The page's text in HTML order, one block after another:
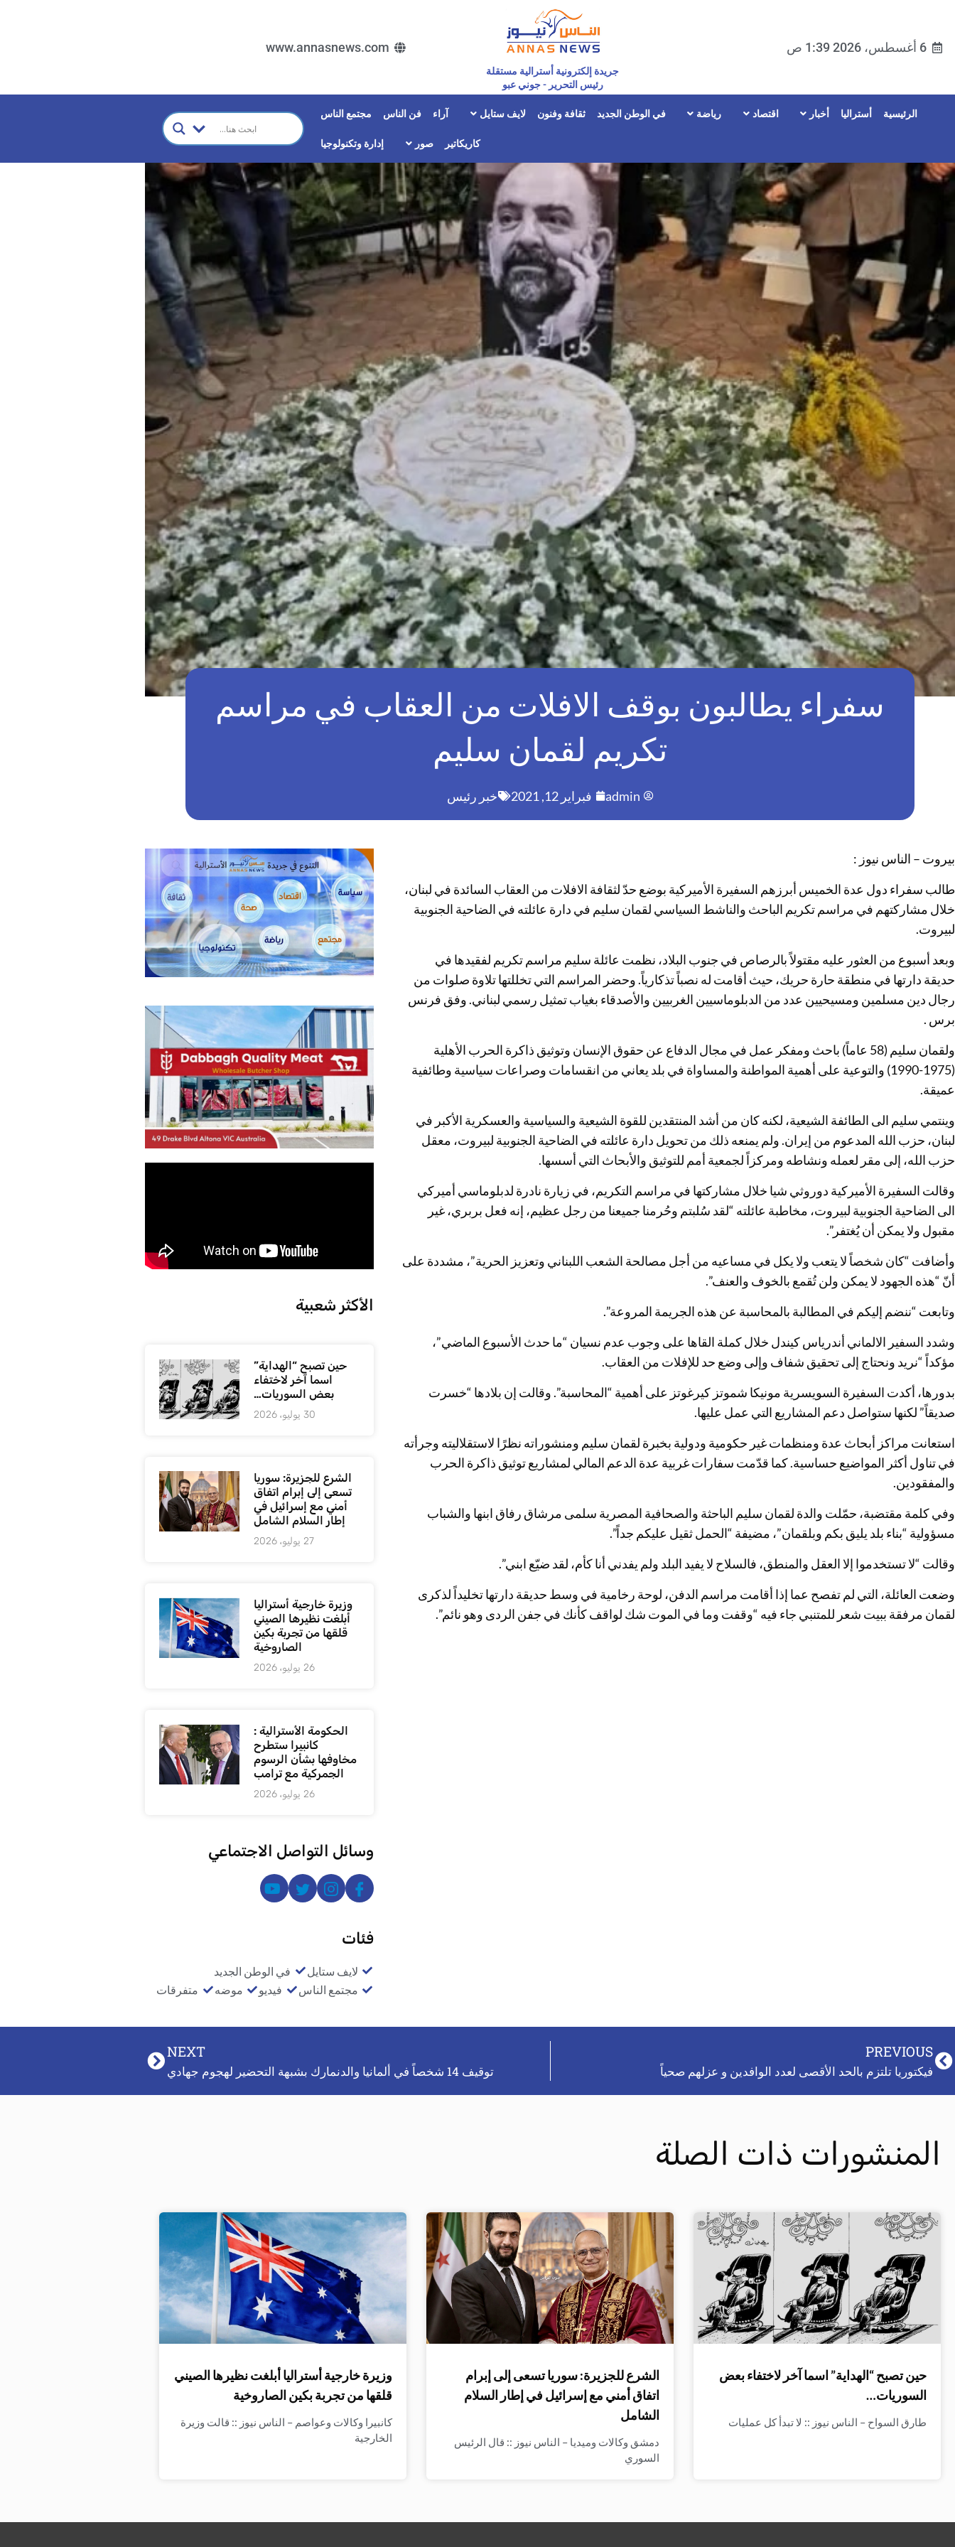
6 أغسطس، 2026 1:39 ص
جريدة إلكترونية أسترالية مستقلة
رئيس التحرير - جوني عبو
www.annasnews.com
الرئيسية أستراليا أخبار اقتصاد رياضة في الوطن الجديد ثقافة وفنون لايف ستايل آراء فن الناس مجتمع الناس
كاريكاتير صور إدارة وتكنولوجيا
سفراء يطالبون بوقف الافلات من العقاب في مراسم
تكريم لقمان سليم
admin فبراير 12, 2021 خبر رئيس
بيروت – الناس نيوز :
طالب سفراء دول عدة الخميس أبرزهم السفيرة الأميركية بوضع حدّ لثقافة الافلات من العقاب السائدة في لبنان،
خلال مشاركتهم في مراسم تكريم الباحث والناشط السياسي لقمان سليم في دارة عائلته في الضاحية الجنوبية
لبيروت.
وبعد أسبوع من العثور عليه مقتولاً بالرصاص في جنوب البلاد، نظمت عائلة سليم مراسم تكريم لفقيدها في
حديقة دارتها في منطقة حارة حريك، حيث أقامت له نصباً تذكارياً. وحضر المراسم التي تخللتها تلاوة صلوات من
رجال دين مسلمين ومسيحيين عدد من الدبلوماسيين الغربيين والأصدقاء بغياب تمثيل رسمي لبناني. وفق فرنس
برس .
ولقمان سليم (58 عاماً) باحث ومفكر عمل في مجال الدفاع عن حقوق الإنسان وتوثيق ذاكرة الحرب الأهلية
(1975-1990) والتوعية على أهمية المواطنة والمساواة في بلد يعاني من انقسامات وصراعات سياسية وطائفية
عميقة.
وينتمي سليم الى الطائفة الشيعية، لكنه كان من أشد المنتقدين للقوة الشيعية والسياسية والعسكرية الأكبر في
لبنان، حزب الله المدعوم من إيران. ولم يمنعه ذلك من تحويل دارة عائلته في الضاحية الجنوبية لبيروت، معقل
حزب الله، إلى مقر لعمله ونشاطه ومركزاً لجمعية أمم للتوثيق والأبحاث التي أسسها.
وقالت السفيرة الأميركية دوروثي شيا خلال مشاركتها في مراسم التكريم، في زيارة نادرة لدبلوماسي أميركي
الى الضاحية الجنوبية لبيروت، مخاطبة عائلته “لقد سُلبتم وحُرمنا جميعنا من رجل عظيم، إنه فعل بربري، غير
مقبول ولا يمكن أن يُغتفر”.
وأضافت “كان شخصاً لا يتعب ولا يكل في مساعيه من أجل مصالحة الشعب اللبناني وتعزيز الحرية”، مشددة على
أنّ “هذه الجهود لا يمكن ولن تُقمع بالخوف والعنف”.
وتابعت “ننضم إليكم في المطالبة بالمحاسبة عن هذه الجريمة المروعة”.
وشدد السفير الالماني أندرياس كيندل خلال كملة القاها على وجوب عدم نسيان “ما حدث الأسبوع الماضي”،
مؤكداً “نريد ونحتاج إلى تحقيق شفاف وإلى وضع حد للإفلات من العقاب.
بدورها، أكدت السفيرة السويسرية مونيكا شموتز كيرغوتز على أهمية “المحاسبة”. وقالت إن بلادها “خسرت
صديقاً” لكنها ستواصل دعم المشاريع التي عمل عليها.
استعانت مراكز أبحاث عدة ومنظمات غير حكومية ودولية بخبرة لقمان سليم ومنشوراته نظرًا لاستقلاليته وجرأته
في تناول أكثر المواضيع حساسية. كما قدّمت سفارات غربية عدة الدعم المالي لمشاريع توثيق ذاكرة الحرب
والمفقودين.
وفي كلمة مقتضبة، حمّلت والدة لقمان سليم الباحثة والصحافية المصرية سلمى مرشاق رفاق ابنها والشباب
مسؤولية “بناء بلد يليق بكم وبلقمان”، مضيفة “الحمل ثقيل عليكم جداً”.
وقالت “لا تستخدموا إلا العقل والمنطق، فالسلاح لا يفيد البلد ولم يفدني أنا كأم، لقد ضيّع ابني”.
وضعت العائلة، التي لم تفصح عما إذا أقامت مراسم الدفن، لوحة رخامية في وسط حديقة دارتها تخليداً لذكرى
لقمان مرفقة ببيت شعر للمتنبي جاء فيه “وقفت وما في الموت شك لواقف كأنك في جفن الردى وهو نائم”.
الأكثر شعبية
حين تصبح “الهداية”
اسما آخر لاختفاء
بعض السوريات…
30 يوليو، 2026
الشرع للجزيرة: سوريا
تسعى إلى إبرام اتفاق
أمني مع إسرائيل في
إطار السلام الشامل
27 يوليو، 2026
وزيرة خارجية أستراليا
أبلغت نظيرها الصيني
قلقها من تجربة بكين
الصاروخية
26 يوليو، 2026
الحكومة الأسترالية :
كانبيرا ستطرح
مخاوفها بشأن الرسوم
الجمركية مع ترامب
26 يوليو، 2026
وسائل التواصل الاجتماعي
فئات
لايف ستايل
في الوطن الجديد
مجتمع الناس
فيديو موضه متفرقات
PREVIOUS
فيكتوريا تلتزم بالحد الأقصى لعدد الوافدين و عزلهم صحياً
NEXT
توقيف 14 شخصاً في ألمانيا والدنمارك بشبهة التحضير لهجوم جهادي
المنشورات ذات الصلة
حين تصبح “الهداية” اسما آخر لاختفاء بعض
السوريات…
طارق السواح – الناس نيوز :: لا تبدأ كل عمليات
الشرع للجزيرة: سوريا تسعى إلى إبرام
اتفاق أمني مع إسرائيل في إطار السلام
الشامل
دمشق وكالات وميديا – الناس نيوز :: قال الرئيس
السوري
وزيرة خارجية أستراليا أبلغت نظيرها الصيني
قلقها من تجربة بكين الصاروخية
كانبيرا وكالات وعواصم – الناس نيوز :: قالت وزيرة
الخارجية